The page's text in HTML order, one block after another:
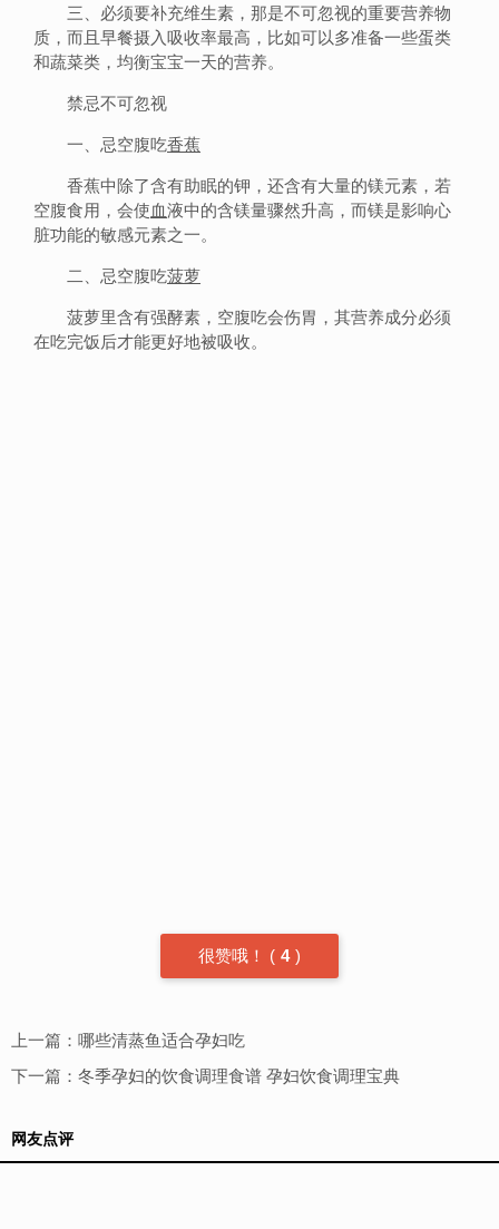
三、必须要补充维生素，那是不可忽视的重要营养物
质，而且早餐摄入吸收率最高，比如可以多准备一些蛋类
和蔬菜类，均衡宝宝一天的营养。
禁忌不可忽视
一、忌空腹吃香蕉
香蕉中除了含有助眠的钾，还含有大量的镁元素，若
空腹食用，会使血液中的含镁量骤然升高，而镁是影响心
脏功能的敏感元素之一。
二、忌空腹吃菠萝
菠萝里含有强酵素，空腹吃会伤胃，其营养成分必须
在吃完饭后才能更好地被吸收。
很赞哦！ ( 4 )
上一篇： 哪些清蒸鱼适合孕妇吃
下一篇： 冬季孕妇的饮食调理食谱 孕妇饮食调理宝典
网友点评